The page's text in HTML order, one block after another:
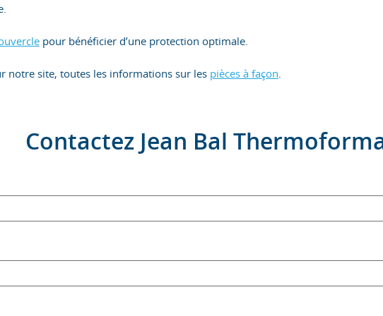
pour bénéficier d’une protection optimale.
notre site, toutes les informations sur les pièces à façon
Contactez Jean Bal